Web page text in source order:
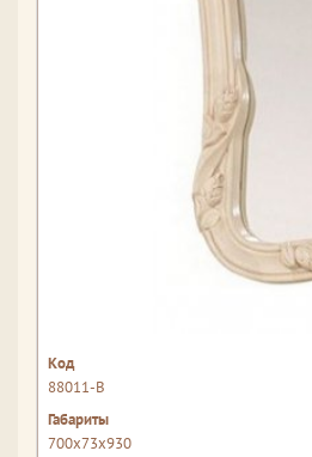
88011-В
700x73x930